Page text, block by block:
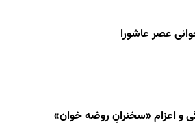
عصر عاشورا
و اعزام «سخنرانِ روضه خوان»